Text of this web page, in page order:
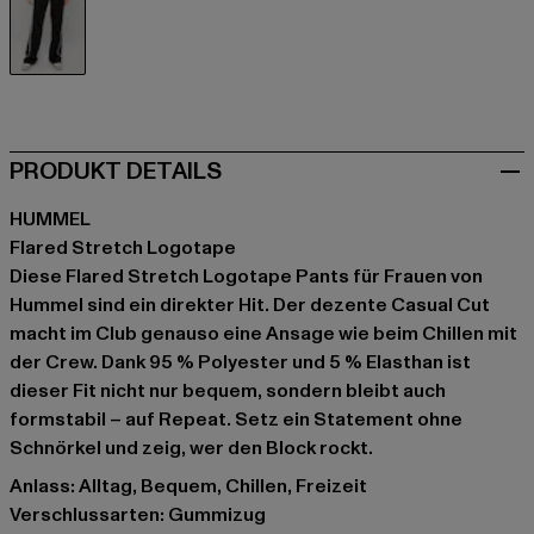
PRODUKT DETAILS
HUMMEL
Flared Stretch Logotape
Diese Flared Stretch Logotape Pants für Frauen von
Hummel sind ein direkter Hit. Der dezente Casual Cut
macht im Club genauso eine Ansage wie beim Chillen mit
der Crew. Dank 95 % Polyester und 5 % Elasthan ist
dieser Fit nicht nur bequem, sondern bleibt auch
formstabil – auf Repeat. Setz ein Statement ohne
Schnörkel und zeig, wer den Block rockt.
Anlass: Alltag, Bequem, Chillen, Freizeit
Verschlussarten: Gummizug